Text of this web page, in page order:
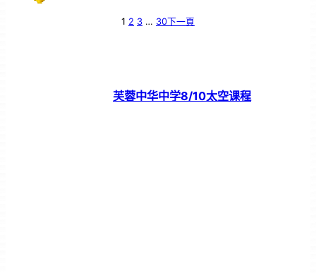
1 2 3 … 30下一頁
芙蓉中华中学8/10太空课程